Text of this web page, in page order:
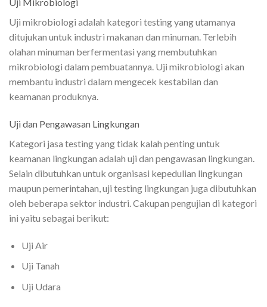
Uji mikrobiologi adalah kategori testing yang utamanya
ditujukan untuk industri makanan dan minuman. Terlebih
olahan minuman berfermentasi yang membutuhkan
mikrobiologi dalam pembuatannya. Uji mikrobiologi akan
membantu industri dalam mengecek kestabilan dan
keamanan produknya.
Uji dan Pengawasan Lingkungan
Kategori jasa testing yang tidak kalah penting untuk
keamanan lingkungan adalah uji dan pengawasan lingkungan.
Selain dibutuhkan untuk organisasi kepedulian lingkungan
maupun pemerintahan, uji testing lingkungan juga dibutuhkan
oleh beberapa sektor industri. Cakupan pengujian di kategori
ini yaitu sebagai berikut:
Uji Air
Uji Tanah
Uji Udara